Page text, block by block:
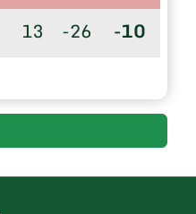
13 -26 -10